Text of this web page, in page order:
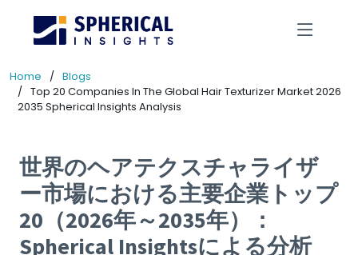
Home
Blogs
Top 20 Companies In The Global Hair Texturizer Market 2026
2035 Spherical Insights Analysis
世界のヘアテクスチャライザ
ー市場における主要企業トップ
20（2026年～2035年）：
Spherical Insightsによる分析